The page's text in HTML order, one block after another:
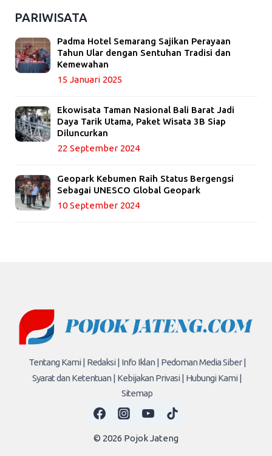
PARIWISATA
Padma Hotel Semarang Sajikan Perayaan
Tahun Ular dengan Sentuhan Tradisi dan
Kemewahan
15 Januari 2025
Ekowisata Taman Nasional Bali Barat Jadi
Daya Tarik Utama, Paket Wisata 3B Siap
Diluncurkan
22 September 2024
Geopark Kebumen Raih Status Bergengsi
Sebagai UNESCO Global Geopark
10 September 2024
Tentang Kami | Redaksi | Info Iklan | Pedoman Media Siber |
Syarat dan Ketentuan | Kebijakan Privasi | Hubungi Kami |
Sitemap
© 2026 Pojok Jateng